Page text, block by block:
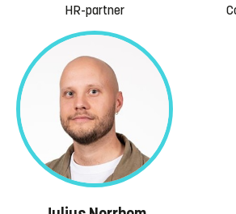
HR-partner